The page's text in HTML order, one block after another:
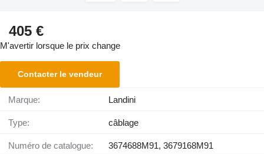
405 €
M'avertir lorsque le prix change
Contacter le vendeur
Marque: Landini
Type: câblage
Numéro de catalogue: 3674688M91, 3679168M91